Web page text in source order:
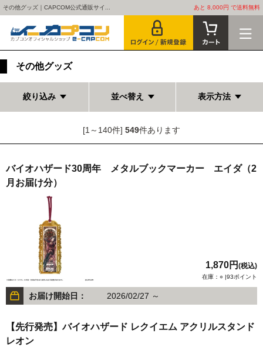
その他グッズ｜CAPCOM公式通販サイ... あと 8,000円 で送料無料
その他グッズ
絞り込み 並べ替え 表示方法
[1～140件] 549件あります
バイオハザード30周年 メタルブックマーカー エイダ（2
月お届け分）
1,870円 (税込)
在庫：○ |93ポイント
お届け開始日： 2026/02/27 ～
【先行発売】バイオハザード レクイエム アクリルスタンド
レオン